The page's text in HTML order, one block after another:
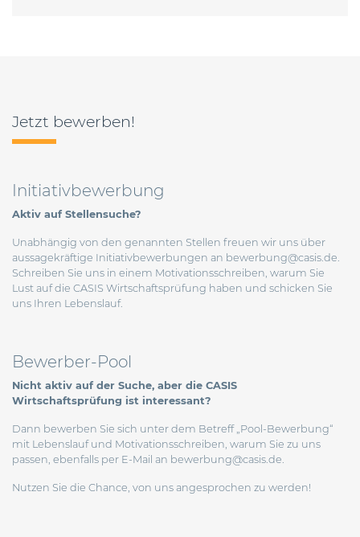
Jetzt bewerben!
Initiativbewerbung
Aktiv auf Stellensuche?
Unabhängig von den genannten Stellen freuen wir uns über
aussagekräftige Initiativbewerbungen an bewerbung@casis.de.
Schreiben Sie uns in einem Motivationsschreiben, warum Sie
Lust auf die CASIS Wirtschaftsprüfung haben und schicken Sie
uns Ihren Lebenslauf.
Bewerber-Pool
Nicht aktiv auf der Suche, aber die CASIS
Wirtschaftsprüfung ist interessant?
Dann bewerben Sie sich unter dem Betreff „Pool-Bewerbung“
mit Lebenslauf und Motivationsschreiben, warum Sie zu uns
passen, ebenfalls per E-Mail an bewerbung@casis.de.
Nutzen Sie die Chance, von uns angesprochen zu werden!